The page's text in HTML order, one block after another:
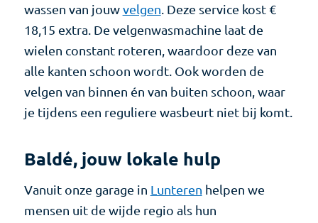
wassen van jouw velgen. Deze service kost €
18,15 extra. De velgenwasmachine laat de
wielen constant roteren, waardoor deze van
alle kanten schoon wordt. Ook worden de
velgen van binnen én van buiten schoon, waar
je tijdens een reguliere wasbeurt niet bij komt.
Baldé, jouw lokale hulp
Vanuit onze garage in Lunteren helpen we
mensen uit de wijde regio als hun